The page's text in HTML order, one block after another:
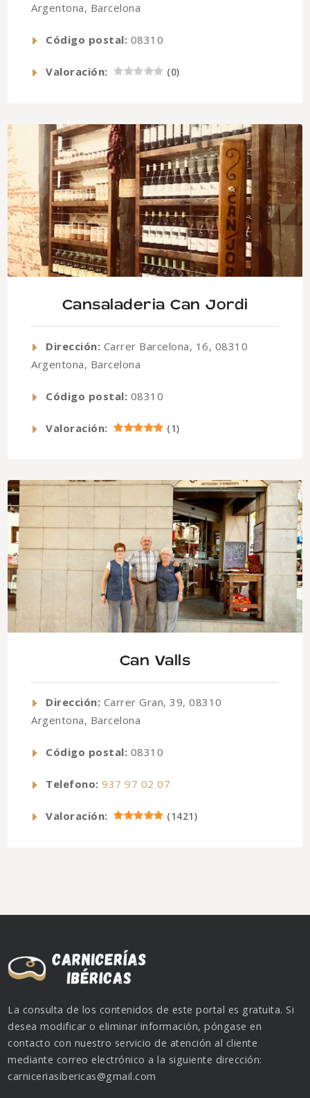
Argentona, Barcelona
Código postal: 08310
Valoración: (0)
Cansaladeria Can Jordi
Dirección: Carrer Barcelona, 16, 08310
Argentona, Barcelona
Código postal: 08310
Valoración: (1)
Can Valls
Dirección: Carrer Gran, 39, 08310
Argentona, Barcelona
Código postal: 08310
Telefono: 937 97 02 07
Valoración: (1421)
La consulta de los contenidos de este portal es gratuita. Si
desea modificar o eliminar información, póngase en
contacto con nuestro servicio de atención al cliente
mediante correo electrónico a la siguiente dirección:
carniceriasibericas@gmail.com